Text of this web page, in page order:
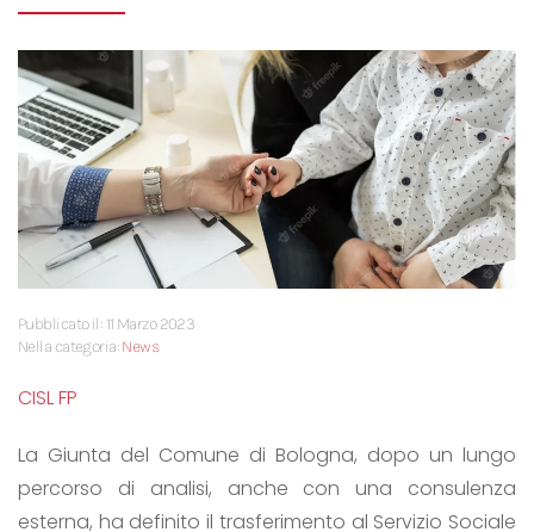
Pubblicato il: 11 Marzo 2023
Nella categoria:News
CISL FP
La Giunta del Comune di Bologna, dopo un lungo
percorso di analisi, anche con una consulenza
esterna, ha definito il trasferimento al Servizio Sociale